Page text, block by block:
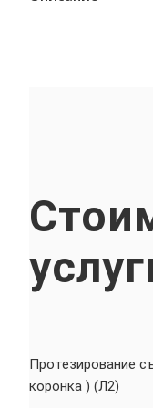
Протезирование
коронка ) (Л2)